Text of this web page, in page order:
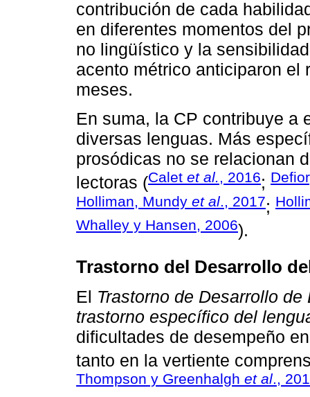
contribución de cada
en diferentes momentos del
no lingüístico y la
acento métrico anticiparon el
meses.
En suma, la CP contribuye a
diversas lenguas. Más
prosódicas no se relacionan
lectoras (Calet et al., 2016;
Holliman, Mundy et al., 2017;
Whalley y Hansen, 2006).
Trastorno del Desarrollo
El Trastorno de Desarrollo de
trastorno específico del
dificultades de desempeño
tanto en la vertiente
Thompson y Greenhalgh et al.,